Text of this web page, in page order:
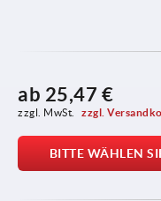
ab 25,47 €
zzgl. MwSt. zzgl.
BITTE WÄHLEN